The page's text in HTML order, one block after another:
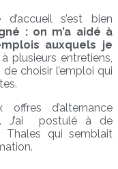
s’est bien
: on m’a aidé à
auxquels je
plusieurs entretiens,
choisir l’emploi qui
d’alternance
J’ai postulé à de
Thales qui semblait